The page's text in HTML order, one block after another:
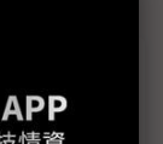
略全面修